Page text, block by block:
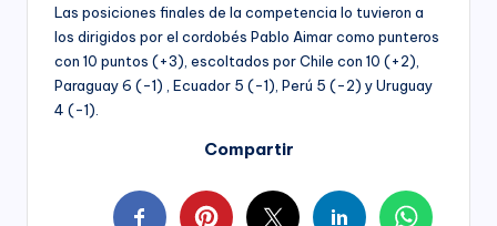
Las posiciones finales de la competencia lo tuvieron a
los dirigidos por el cordobés Pablo Aimar como punteros
con 10 puntos (+3), escoltados por Chile con 10 (+2),
Paraguay 6 (-1) , Ecuador 5 (-1), Perú 5 (-2) y Uruguay
4 (-1).
Compartir